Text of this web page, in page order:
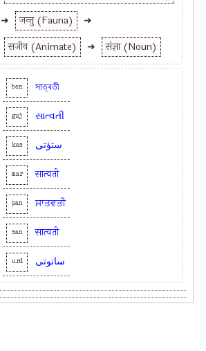
➜
जन्तु (Fauna)
➜
सजीव (Animate)
➜ संज्ञा (Noun)
ben সাত্বতী
guj સાત્વતી
kas ستؤتی
mar सात्वती
pan ਸਾਤਵਤੀ
san सात्वती
urd ساتوتی